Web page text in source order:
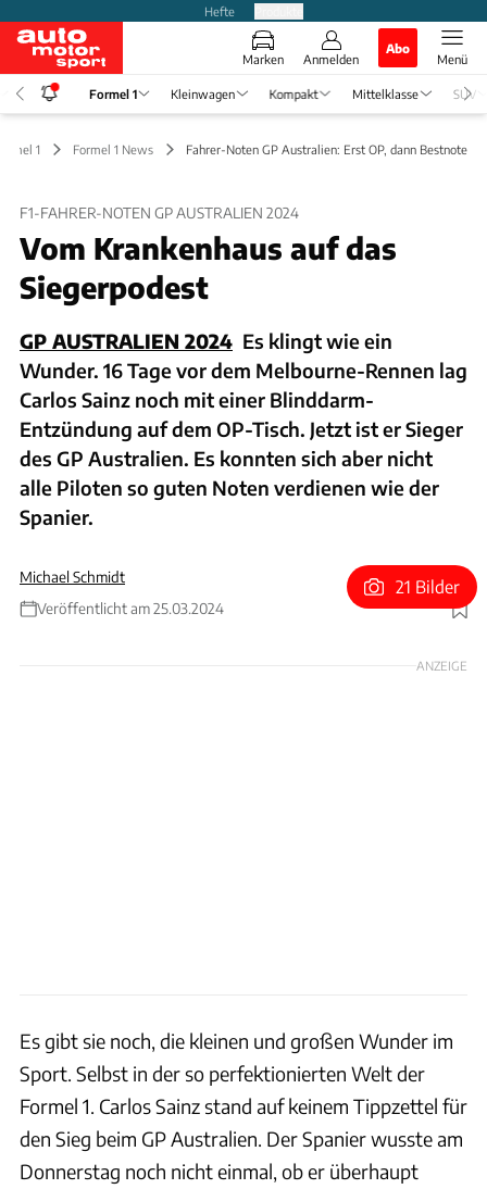
Hefte
Marken Anmelden
Abo
Menü
Formel 1 Kleinwagen Kompakt Mittelklasse SUV
1 Formel 1 News Fahrer-Noten GP Australien: Erst OP, dann Bestnote
F1-FAHRER-NOTEN GP AUSTRALIEN 2024
Vom Krankenhaus auf das
Siegerpodest
GP AUSTRALIEN 2024 Es klingt wie ein
Wunder. 16 Tage vor dem Melbourne-Rennen lag
Carlos Sainz noch mit einer Blinddarm-
Entzündung auf dem OP-Tisch. Jetzt ist er Sieger
des GP Australien. Es konnten sich aber nicht
alle Piloten so guten Noten verdienen wie der
Spanier.
Michael Schmidt
Veröffentlicht am 25.03.2024
Foto: Motorsport Images
21 Bilder
ANZEIGE
Es gibt sie noch, die kleinen und großen Wunder im
Sport. Selbst in der so perfektionierten Welt der
Formel 1. Carlos Sainz stand auf keinem Tippzettel für
den Sieg beim GP Australien. Der Spanier wusste am
Donnerstag noch nicht einmal, ob er überhaupt